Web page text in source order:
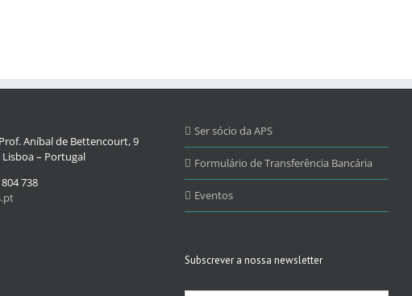
Aníbal de Bettencourt, 9
Lisboa – Portugal
738
Ser sócio da APS
Formulário de Transferência Bancária
Eventos
Subscrever a nossa newsletter